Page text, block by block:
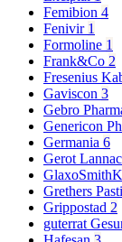
Femibion 4
Fenivir 1
Formoline 1
Frank&Co 2
Fresenius
Gaviscon 3
Gebro
Genericon
Germania 6
Gerot
Grethers
Grippostad 2
guterrat